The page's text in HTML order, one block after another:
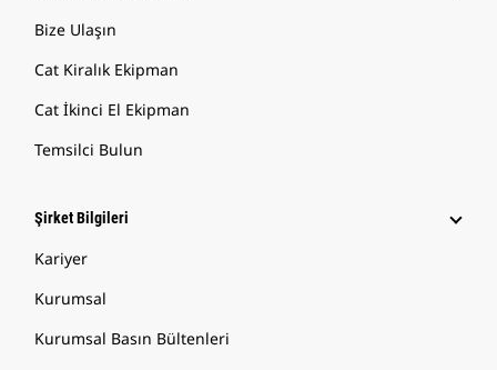
Bize Ulaşın
Cat Kiralık Ekipman
Cat İkinci El Ekipman
Temsilci Bulun
Şirket Bilgileri
Kariyer
Kurumsal
Kurumsal Basın Bültenleri